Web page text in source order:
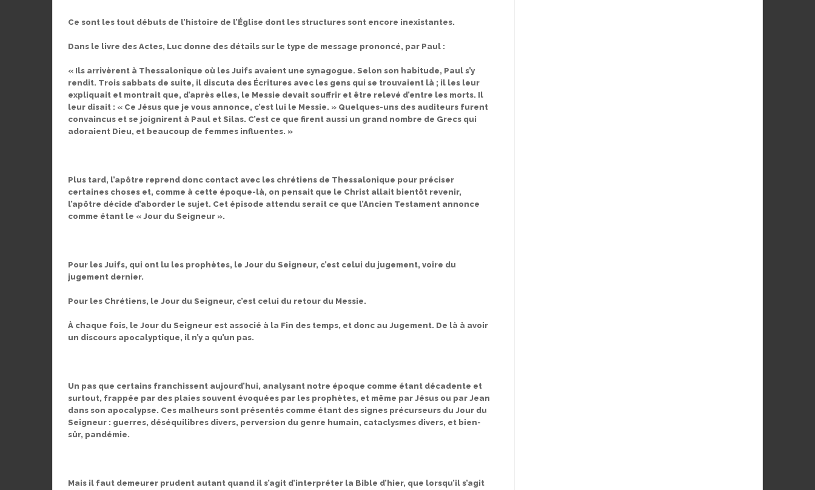
Ce sont les tout débuts de l’histoire de l’Église dont les structures sont encore inexistantes.
Dans le livre des Actes, Luc donne des détails sur le type de message prononcé, par Paul :
« Ils arrivèrent à Thessalonique où les Juifs avaient une synagogue. Selon son habitude, Paul s’y
rendit. Trois sabbats de suite, il discuta des Écritures avec les gens qui se trouvaient là ; il les leur
expliquait et montrait que, d’après elles, le Messie devait souffrir et être relevé d’entre les morts. Il
leur disait : « Ce Jésus que je vous annonce, c’est lui le Messie. » Quelques-uns des auditeurs furent
convaincus et se joignirent à Paul et Silas. C’est ce que firent aussi un grand nombre de Grecs qui
adoraient Dieu, et beaucoup de femmes influentes. »
Plus tard, l’apôtre reprend donc contact avec les chrétiens de Thessalonique pour préciser
certaines choses et, comme à cette époque-là, on pensait que le Christ allait bientôt revenir,
l’apôtre décide d’aborder le sujet. Cet épisode attendu serait ce que l’Ancien Testament annonce
comme étant le « Jour du Seigneur ».
Pour les Juifs, qui ont lu les prophètes, le Jour du Seigneur, c’est celui du jugement, voire du
jugement dernier.
Pour les Chrétiens, le Jour du Seigneur, c’est celui du retour du Messie.
À chaque fois, le Jour du Seigneur est associé à la Fin des temps, et donc au Jugement. De là à avoir
un discours apocalyptique, il n’y a qu’un pas.
Un pas que certains franchissent aujourd’hui, analysant notre époque comme étant décadente et
surtout, frappée par des plaies souvent évoquées par les prophètes, et même par Jésus ou par Jean
dans son apocalypse. Ces malheurs sont présentés comme étant des signes précurseurs du Jour du
Seigneur : guerres, déséquilibres divers, perversion du genre humain, cataclysmes divers, et bien-
sûr, pandémie.
Mais il faut demeurer prudent autant quand il s’agit d’interpréter la Bible d’hier, que lorsqu’il s’agit